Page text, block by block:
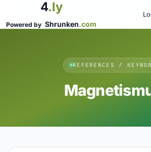
4.ly
Powered by Shrunken.com
REFERENCES /